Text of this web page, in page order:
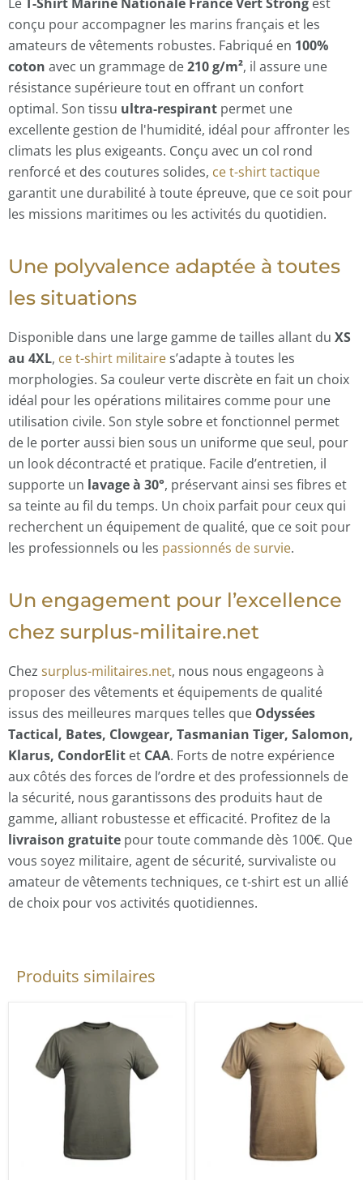
Le T-Shirt Marine Nationale France Vert Strong est
conçu pour accompagner les marins français et les
amateurs de vêtements robustes. Fabriqué en 100%
coton avec un grammage de210 g/m², il assure une
résistance supérieure tout en offrant un confort
optimal. Son tissu ultra-respirant permet une
excellente gestion de l'humidité, idéal pour affronter les
climats les plus exigeants. Conçu avec un col rond
renforcé et des coutures solides, ce t-shirt tactique
garantit une durabilité à toute épreuve, que ce soit pour
les missions maritimes ou les activités du quotidien.
Une polyvalence adaptée à toutes
les situations
Disponible dans une large gamme de tailles allant du XS
au 4XL, ce t-shirt militaire s’adapte à toutes les
morphologies. Sa couleur verte discrète en fait un choix
idéal pour les opérations militaires comme pour une
utilisation civile. Son style sobre et fonctionnel permet
de le porter aussi bien sous un uniforme que seul, pour
un look décontracté et pratique. Facile d’entretien, il
supporte un lavage à 30°, préservant ainsi ses fibres et
sa teinte au fil du temps. Un choix parfait pour ceux qui
recherchent un équipement de qualité, que ce soit pour
les professionnels ou les passionnés de survie.
Un engagement pour l’excellence
chez surplus-militaire.net
Chez surplus-militaires.net, nous nous engageons à
proposer des vêtements et équipements de qualité
issus des meilleures marques telles que Odyssées
Tactical, Bates, Clowgear, Tasmanian Tiger, Salomon,
Klarus, CondorElit et CAA. Forts de notre expérience
aux côtés des forces de l’ordre et des professionnels de
la sécurité, nous garantissons des produits haut de
gamme, alliant robustesse et efficacité. Profitez de la
livraison gratuite pour toute commande dès 100€. Que
vous soyez militaire, agent de sécurité, survivaliste ou
amateur de vêtements techniques, ce t-shirt est un allié
de choix pour vos activités quotidiennes.
Produits similaires